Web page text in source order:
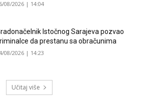
08/2026 | 14:04
Istočnog Sarajeva pozvao
da prestanu sa obračunima
08/2026 | 14:23
Učitaj više